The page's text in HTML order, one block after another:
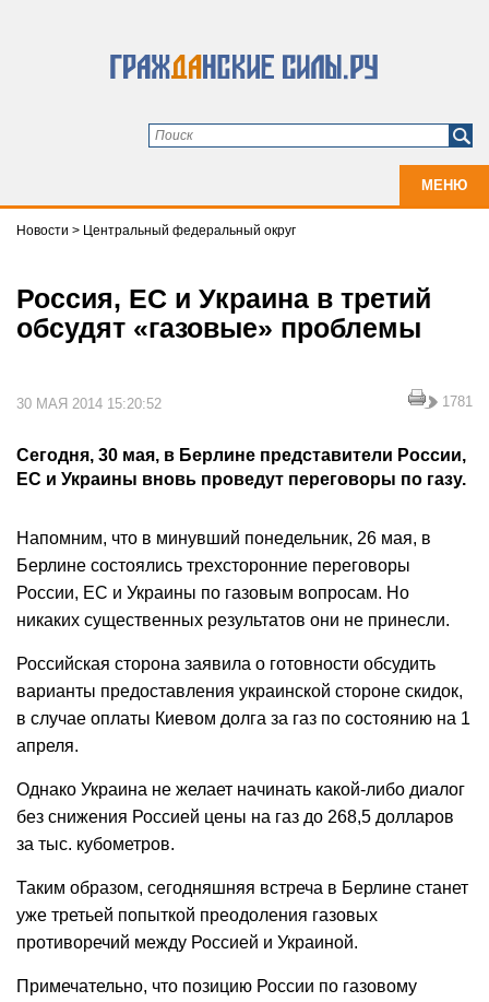
МЕНЮ
Новости > Центральный федеральный округ
Россия, ЕС и Украина в третий
обсудят «газовые» проблемы
30 МАЯ 2014 15:20:52 1781
Сегодня, 30 мая, в Берлине представители России,
ЕС и Украины вновь проведут переговоры по газу.
Напомним, что в минувший понедельник, 26 мая, в
Берлине состоялись трехсторонние переговоры
России, ЕС и Украины по газовым вопросам. Но
никаких существенных результатов они не принесли.
Российская сторона заявила о готовности обсудить
варианты предоставления украинской стороне скидок,
в случае оплаты Киевом долга за газ по состоянию на 1
апреля.
Однако Украина не желает начинать какой-либо диалог
без снижения Россией цены на газ до 268,5 долларов
за тыс. кубометров.
Таким образом, сегодняшняя встреча в Берлине станет
уже третьей попыткой преодоления газовых
противоречий между Россией и Украиной.
Примечательно, что позицию России по газовому